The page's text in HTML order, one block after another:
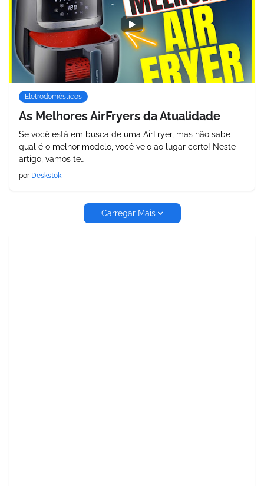
Eletrodomésticos
As Melhores AirFryers da Atualidade
Se você está em busca de uma AirFryer, mas não sabe
qual é o melhor modelo, você veio ao lugar certo! Neste
artigo, vamos te…
por Deskstok
Carregar Mais